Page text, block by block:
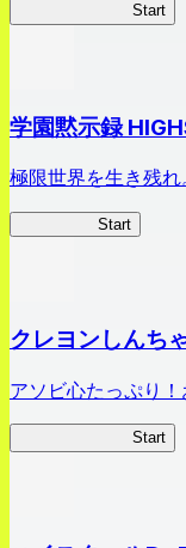
Start
学園黙示録
極限世界を生き残
Start
クレヨンしんち
アソビ心たっぷり
Start